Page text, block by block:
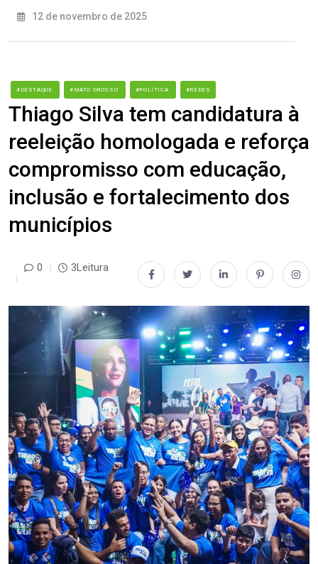
12 de novembro de 2025
#DESTAQUE #MATO GROSSO #POLÍTICA #REDES
Thiago Silva tem candidatura à
reeleição homologada e reforça
compromisso com educação,
inclusão e fortalecimento dos
municípios
0 3Leitura